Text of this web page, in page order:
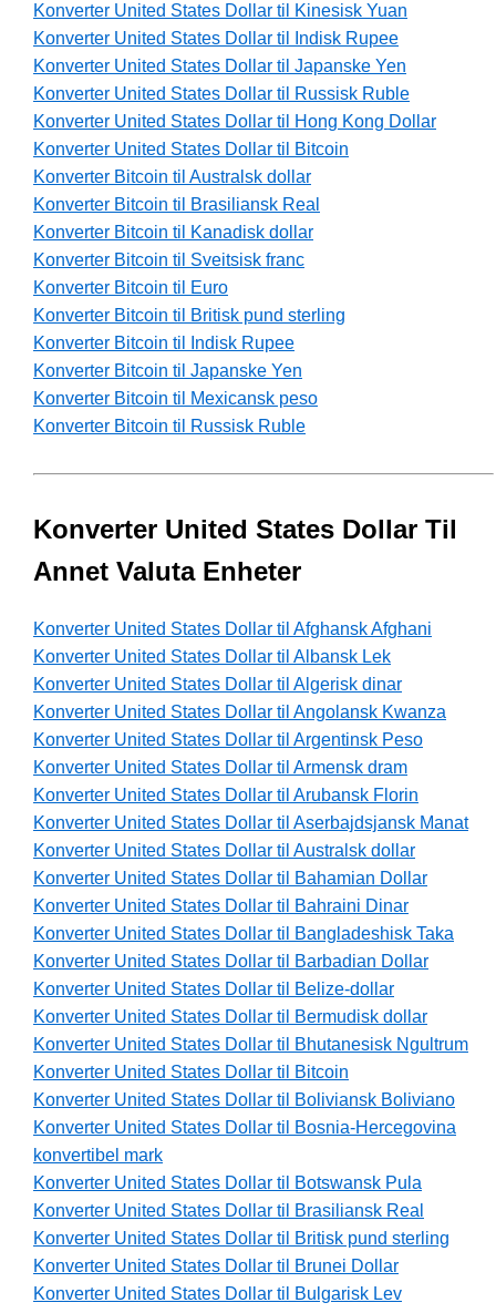
Konverter United States Dollar til Kinesisk Yuan
Konverter United States Dollar til Indisk Rupee
Konverter United States Dollar til Japanske Yen
Konverter United States Dollar til Russisk Ruble
Konverter United States Dollar til Hong Kong Dollar
Konverter United States Dollar til Bitcoin
Konverter Bitcoin til Australsk dollar
Konverter Bitcoin til Brasiliansk Real
Konverter Bitcoin til Kanadisk dollar
Konverter Bitcoin til Sveitsisk franc
Konverter Bitcoin til Euro
Konverter Bitcoin til Britisk pund sterling
Konverter Bitcoin til Indisk Rupee
Konverter Bitcoin til Japanske Yen
Konverter Bitcoin til Mexicansk peso
Konverter Bitcoin til Russisk Ruble
Konverter United States Dollar Til
Annet Valuta Enheter
Konverter United States Dollar til Afghansk Afghani
Konverter United States Dollar til Albansk Lek
Konverter United States Dollar til Algerisk dinar
Konverter United States Dollar til Angolansk Kwanza
Konverter United States Dollar til Argentinsk Peso
Konverter United States Dollar til Armensk dram
Konverter United States Dollar til Arubansk Florin
Konverter United States Dollar til Aserbajdsjansk Manat
Konverter United States Dollar til Australsk dollar
Konverter United States Dollar til Bahamian Dollar
Konverter United States Dollar til Bahraini Dinar
Konverter United States Dollar til Bangladeshisk Taka
Konverter United States Dollar til Barbadian Dollar
Konverter United States Dollar til Belize-dollar
Konverter United States Dollar til Bermudisk dollar
Konverter United States Dollar til Bhutanesisk Ngultrum
Konverter United States Dollar til Bitcoin
Konverter United States Dollar til Boliviansk Boliviano
Konverter United States Dollar til Bosnia-Hercegovina
konvertibel mark
Konverter United States Dollar til Botswansk Pula
Konverter United States Dollar til Brasiliansk Real
Konverter United States Dollar til Britisk pund sterling
Konverter United States Dollar til Brunei Dollar
Konverter United States Dollar til Bulgarisk Lev